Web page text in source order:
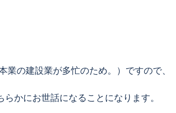
の建設業が多忙のため。）ですので、
かにお世話になることになります。